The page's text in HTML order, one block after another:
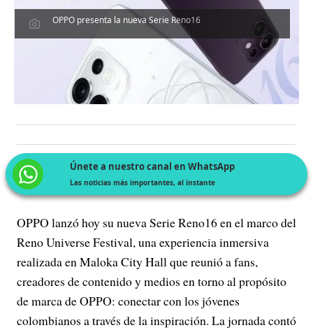
OPPO presenta la nueva Serie Reno16
Únete a nuestro canal en WhatsApp
Las noticias más importantes, al instante
OPPO lanzó hoy su nueva Serie Reno16 en el marco del
Reno Universe Festival, una experiencia inmersiva
realizada en Maloka City Hall que reunió a fans,
creadores de contenido y medios en torno al propósito
de marca de OPPO: conectar con los jóvenes
colombianos a través de la inspiración. La jornada contó